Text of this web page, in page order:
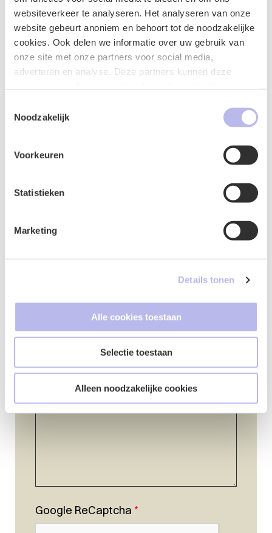
websiteverkeer te analyseren. Het analyseren van onze
website gebeurt anoniem en behoort tot de noodzakelijke
cookies. Ook delen we informatie over uw gebruik van
onze site met onze partners voor social media,
adverteren en analyse. Deze partners kunnen deze
uw gebruik van hun services.
Noodzakelijk
Voorkeuren
Statistieken
Marketing
Details tonen
Alle cookies toestaan
Selectie toestaan
Alleen noodzakelijke cookies
Vraag of opmerking *
Google ReCaptcha *